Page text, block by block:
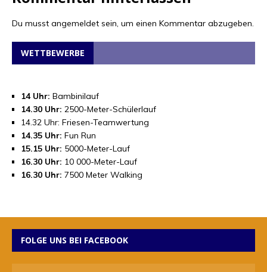
Du musst angemeldet sein, um einen Kommentar abzugeben.
WETTBEWERBE
14 Uhr: Bambinilauf
14.30 Uhr: 2500-Meter-Schülerlauf
14.32 Uhr: Friesen-Teamwertung
14.35 Uhr: Fun Run
15.15 Uhr: 5000-Meter-Lauf
16.30 Uhr: 10 000-Meter-Lauf
16.30 Uhr: 7500 Meter Walking
FOLGE UNS BEI FACEBOOK